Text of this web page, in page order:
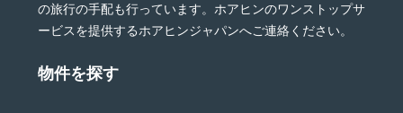
の旅行の手配も行っています。ホアヒンのワンストップサ
ービスを提供するホアヒンジャパンへご連絡ください。
物件を探す